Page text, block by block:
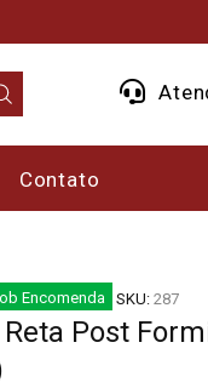
Contato
Encomenda SKU: 287
Post